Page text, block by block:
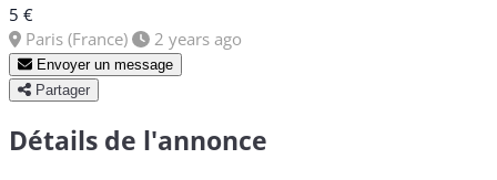
5 €
Paris (France)
2 years ago
Envoyer un message
Partager
Détails de l'annonce